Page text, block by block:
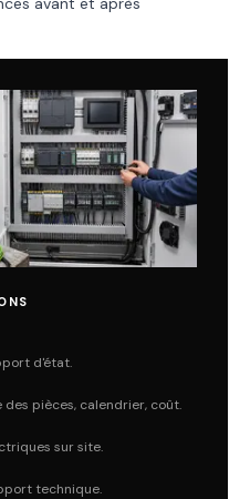
d'état.
pièces, calendrier, coût.
sur site.
technique.